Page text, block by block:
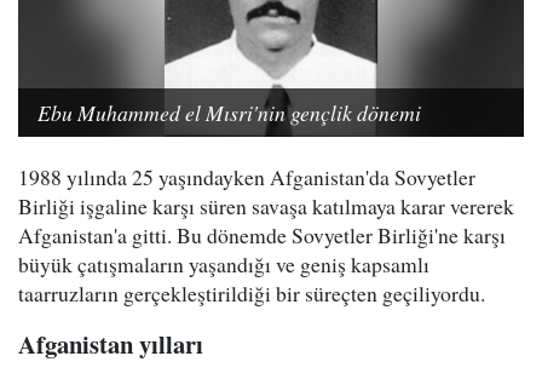
Ebu Muhammed el Mısri'nin gençlik dönemi
1988 yılında 25 yaşındayken Afganistan'da Sovyetler
Birliği işgaline karşı süren savaşa katılmaya karar vererek
Afganistan'a gitti. Bu dönemde Sovyetler Birliği'ne karşı
büyük çatışmaların yaşandığı ve geniş kapsamlı
taarruzların gerçekleştirildiği bir süreçten geçiliyordu.
Afganistan yılları